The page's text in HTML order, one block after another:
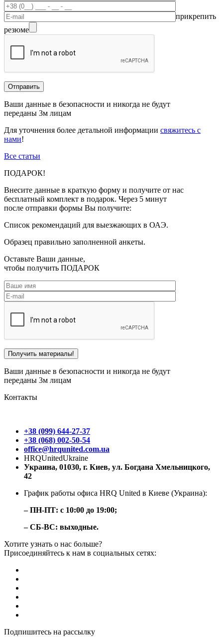
прикрепить
резюме
Ваши данные в безопасности и никогда не будут
переданы 3м лицам
Для уточнения более детальной информации свяжитесь с
нами!
Все статьи
ПОДАРОК!
Внесите данные в краткую форму и получите от нас
бесплатный комплект в подарок. Через 5 минут
после отправки формы Вы получите:
Список рекомендаций для выезжающих в ОАЭ.
Образец правильно заполненной анкеты.
Оставьте Ваши данные,
чтобы получить ПОДАРОК
Ваши данные в безопасности и никогда не будут
переданы 3м лицам
Контакты
+38 (099) 644-27-37
+38 (068) 002-50-54
office@hrqunited.com.ua
HRQUnitedUkraine
Украина, 01030, г. Киев, ул. Богдана Хмельницкого,
42
График работы офиса HRQ United в Киеве (Украина):
– ПН-ПТ: с 10:00 до 19:00;
– СБ-ВС: выходные.
Хотите узнать о нас больше?
Присоединяйтесь к нам в социальных сетях:
Подпишитесь на рассылку